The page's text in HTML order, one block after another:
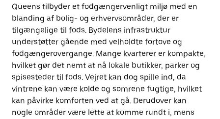
Queens tilbyder et fodgængervenligt miljø med en
blanding af bolig- og erhvervsområder, der er
tilgængelige til fods. Bydelens infrastruktur
understøtter gående med velholdte fortove og
fodgængerovergange. Mange kvarterer er kompakte,
hvilket gør det nemt at nå lokale butikker, parker og
spisesteder til fods. Vejret kan dog spille ind, da
vintrene kan være kolde og somrene fugtige, hvilket
kan påvirke komforten ved at gå. Derudover kan
nogle områder være lette at komme rundt i, mens